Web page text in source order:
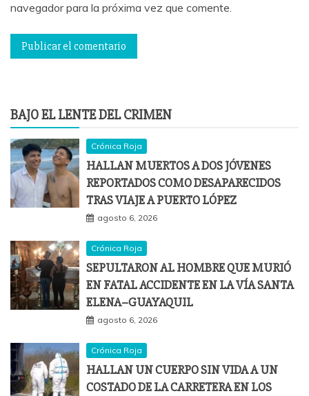
navegador para la próxima vez que comente.
BAJO EL LENTE DEL CRIMEN
Crónica Roja
HALLAN MUERTOS A DOS JÓVENES
REPORTADOS COMO DESAPARECIDOS
TRAS VIAJE A PUERTO LÓPEZ
agosto 6, 2026
Crónica Roja
SEPULTARON AL HOMBRE QUE MURIÓ
EN FATAL ACCIDENTE EN LA VÍA SANTA
ELENA–GUAYAQUIL
agosto 6, 2026
Crónica Roja
HALLAN UN CUERPO SIN VIDA A UN
COSTADO DE LA CARRETERA EN LOS